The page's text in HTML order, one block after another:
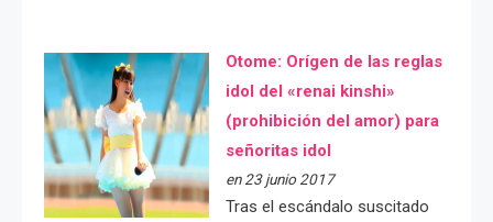
Otome: Orígen de las reglas
idol del «renai kinshi»
(prohibición del amor) para
señoritas idol
en 23 junio 2017
Tras el escándalo suscitado